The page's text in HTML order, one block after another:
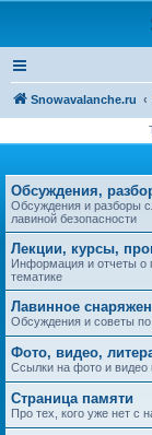
Snowavalanche.ru
Обсуждения,
Обсуждения и разборы
лавиной безопасности
Лекции, курсы,
Информация и отчеты о
тематике
Лавинное
Обсуждения и советы
Фото, видео,
Ссылки на фото и видео
Страница памяти
Про тех, кого уже нет с